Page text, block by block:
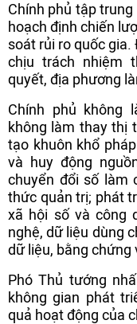
Chính phủ tập
hoạch định chiến
soát rủi ro quốc
chịu trách nhiệm
quyết, địa phương
Chính phủ không
không làm thay thị
tạo khuôn khổ
và huy động
chuyển đổi số làm
thức quản trị; phát
xã hội số và công
nghệ, dữ liệu dùng
dữ liệu, bằng chứng
Phó Thủ tướng
không gian phát
quả hoạt động của